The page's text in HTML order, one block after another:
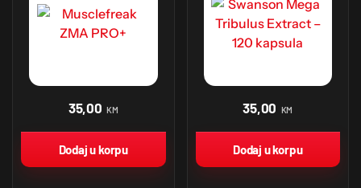
35,00 KM
Dodaj u korpu
35,00 KM
Dodaj u korpu